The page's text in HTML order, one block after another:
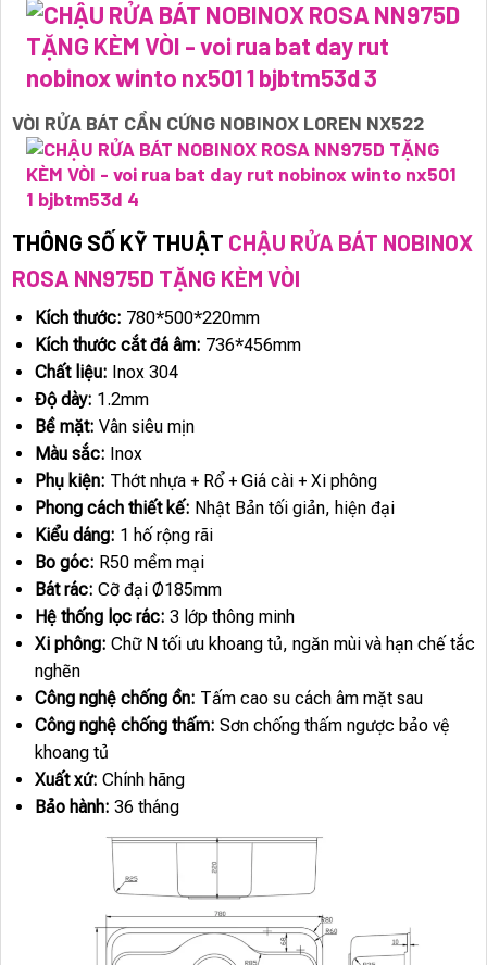
VÒI RỬA BÁT CẦN CỨNG NOBINOX LOREN NX522
THÔNG SỐ KỸ THUẬT CHẬU RỬA BÁT NOBINOX
ROSA NN975D TẶNG KÈM VÒI
Kích thước: 780*500*220mm
Kích thước cắt đá âm: 736*456mm
Chất liệu: Inox 304
Độ dày: 1.2mm
Bề mặt: Vân siêu mịn
Màu sắc: Inox
Phụ kiện: Thớt nhựa + Rổ + Giá cài + Xi phông
Phong cách thiết kế: Nhật Bản tối giản, hiện đại
Kiểu dáng: 1 hố rộng rãi
Bo góc: R50 mềm mại
Bát rác: Cỡ đại Ø185mm
Hệ thống lọc rác: 3 lớp thông minh
Xi phông: Chữ N tối ưu khoang tủ, ngăn mùi và hạn chế tắc
nghẽn
Công nghệ chống ồn: Tấm cao su cách âm mặt sau
Công nghệ chống thấm: Sơn chống thấm ngược bảo vệ
khoang tủ
Xuất xứ: Chính hãng
Bảo hành: 36 tháng